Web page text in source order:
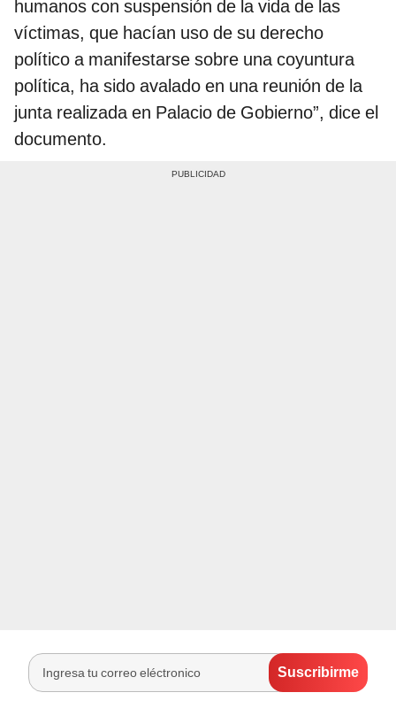
humanos con suspensión de la vida de las
víctimas, que hacían uso de su derecho
político a manifestarse sobre una coyuntura
política, ha sido avalado en una reunión de la
junta realizada en Palacio de Gobierno”, dice el
documento.